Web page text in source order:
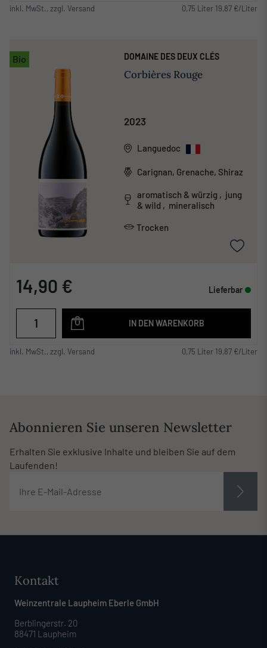
inkl. MwSt., zzgl. Versand 0,75 Liter 19,87 €/Liter
Bio DOMAINE DES DEUX CLÉS
Corbières Rouge
2023
Languedoc
Carignan, Grenache, Shiraz
aromatisch & würzig , jung
& wild , mineralisch
Trocken
14,90 € Lieferbar
IN DEN WARENKORB
inkl. MwSt., zzgl. Versand 0,75 Liter 19,87 €/Liter
Abonnieren Sie unseren Newsletter
Erhalten Sie exklusive Inhalte und bleiben Sie auf dem
Laufenden!
Kontakt
Weinzentrale Laupheim Eberle GmbH
Berblingerstr. 20
88471 Laupheim